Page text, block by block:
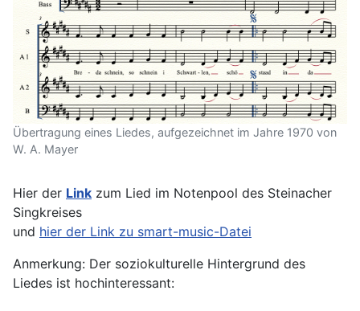
Übertragung eines Liedes, aufgezeichnet im Jahre 1970 von
W. A. Mayer
Hier der Link zum Lied im Notenpool des Steinacher
Singkreises
und hier der Link zu smart-music-Datei
Anmerkung: Der soziokulturelle Hintergrund des
Liedes ist hochinteressant: